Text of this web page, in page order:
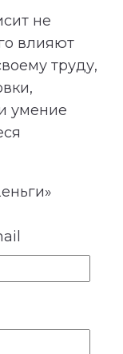
не
влияют
труду,
умение
условия
потока.